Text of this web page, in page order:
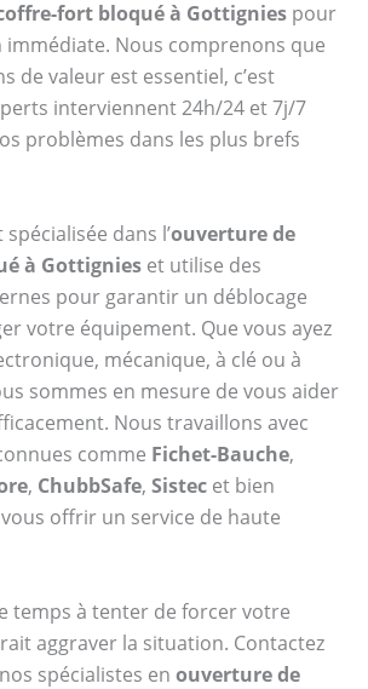
fort bloqué à Gottignies pour
Nous comprenons que
de valeur est essentiel, c’est
interviennent 24h/24 et 7j/7
problèmes dans les plus brefs
dans l’ouverture de
à Gottignies et utilise des
pour garantir un déblocage
votre équipement. Que vous ayez
mécanique, à clé ou à
sommes en mesure de vous aider
Nous travaillons avec
comme Fichet-Bauche,
, ChubbSafe, Sistec et bien
offrir un service de haute
temps à tenter de forcer votre
aggraver la situation. Contactez
spécialistes en ouverture de